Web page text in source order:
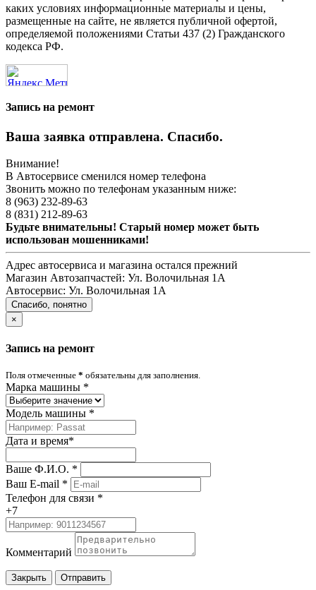
каких условиях информационные материалы и цены,
размещенные на сайте, не является публичной офертой,
определяемой положениями Статьи 437 (2) Гражданского
кодекса РФ.
Запись на ремонт
Ваша заявка отправлена. Спасибо.
Внимание!
В Автосервисе сменился номер телефона
Звонить можно по телефонам указанным ниже:
8 (963) 232-89-63
8 (831) 212-89-63
Будьте внимательны! Старый номер может быть
использован мошенниками!
Адрес автосервиса и магазина остался прежний
Магазин Автозапчастей: Ул. Волочильная 1А
Автосервис: Ул. Волочильная 1А
Спасибо, понятно
×
Запись на ремонт
Поля отмеченные * обязательны для заполнения.
Марка машины *
Модель машины *
Дата и время*
Ваше Ф.И.О. *
Ваш E-mail *
Телефон для связи *
+7
Комментарий
Закрыть Отправить